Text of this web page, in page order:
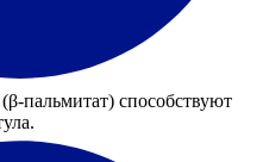
пальмитат) способствуют